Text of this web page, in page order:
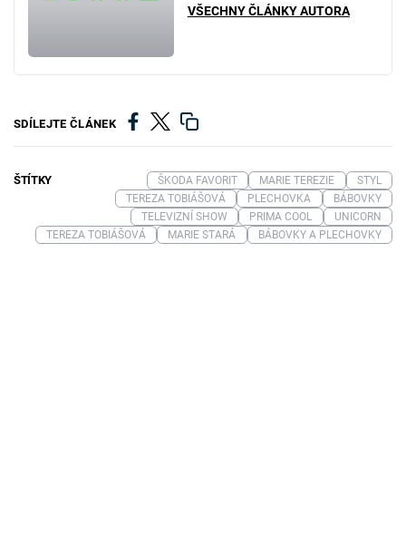
VŠECHNY ČLÁNKY AUTORA
SDÍLEJTE ČLÁNEK
ŠTÍTKY ŠKODA FAVORIT MARIE TEREZIE
STYL
TEREZA TOBIÁŠOVÁ
PLECHOVKA
BÁBOVKY
TELEVIZNÍ SHOW
PRIMA COOL
UNICORN
TEREZA TOBIÁŠOVÁ
MARIE STARÁ BÁBOVKY A PLECHOVKY